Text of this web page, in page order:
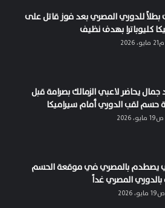
بطلاً للدوري المصري بعد فوز قاتل على
كليوباترا بهدف نظيف
يحاضر لاعبي الزمالك بصرامة قبل
حسم لقب الدوري أمام سيراميكا
يصطدم بالمصري في موقعة الحسم
بالدوري المصري غداً